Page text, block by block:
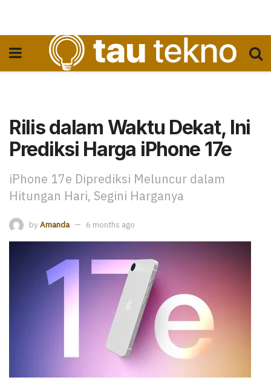
Rilis dalam Waktu Dekat, Ini
Prediksi Harga iPhone 17e
iPhone 17e Diprediksi Meluncur dalam
Hitungan Hari, Segini Harganya
by Amanda 6 months ago